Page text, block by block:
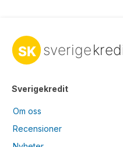
Sverigekredit
Om oss
Recensioner